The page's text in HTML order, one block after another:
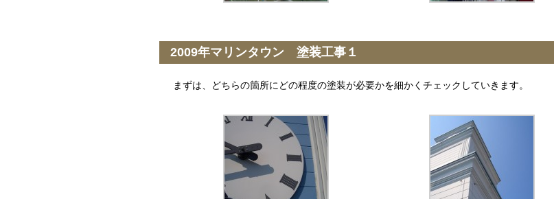
2009年マリンタウン 塗装工事１
まずは、どちらの箇所にどの程度の塗装が必要かを細かくチェックしていきます。